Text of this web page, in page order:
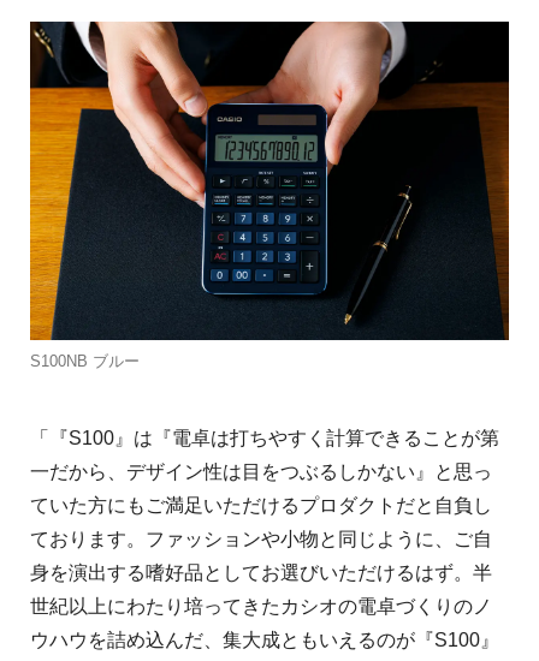
S100NB ブルー
「『S100』は『電卓は打ちやすく計算できることが第
一だから、デザイン性は目をつぶるしかない』と思っ
ていた方にもご満足いただけるプロダクトだと自負し
ております。ファッションや小物と同じように、ご自
身を演出する嗜好品としてお選びいただけるはず。半
世紀以上にわたり培ってきたカシオの電卓づくりのノ
ウハウを詰め込んだ、集大成ともいえるのが『S100』